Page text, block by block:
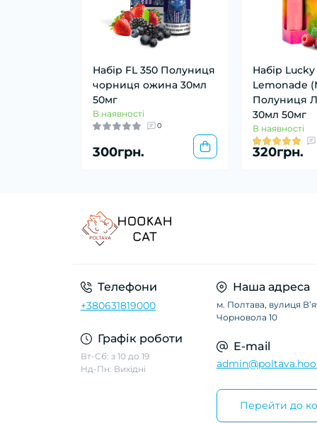
Набір FL 350 Полуниця
чорниця ожина 30мл
50мг
В наявності
0
300грн.
Набір
Lemonade
Полуниця
30мл 50мг
В наявності
320грн.
Телефони
+380631819000
Графік роботи
Вт-Сб: з 10 до 19
Нд-Пн: Вихідні
Наша адреса
м. Полтава, вулиця
Чорновола 10
E-mail
Перейти до